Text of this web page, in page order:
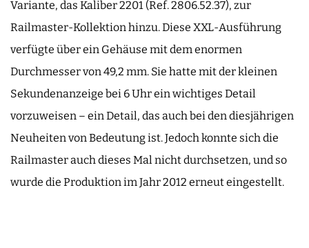
Variante, das Kaliber 2201 (Ref. 2806.52.37), zur
Railmaster-Kollektion hinzu. Diese XXL-Ausführung
verfügte über ein Gehäuse mit dem enormen
Durchmesser von 49,2 mm. Sie hatte mit der kleinen
Sekundenanzeige bei 6 Uhr ein wichtiges Detail
vorzuweisen – ein Detail, das auch bei den diesjährigen
Neuheiten von Bedeutung ist. Jedoch konnte sich die
Railmaster auch dieses Mal nicht durchsetzen, und so
wurde die Produktion im Jahr 2012 erneut eingestellt.